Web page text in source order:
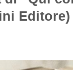
Editore)